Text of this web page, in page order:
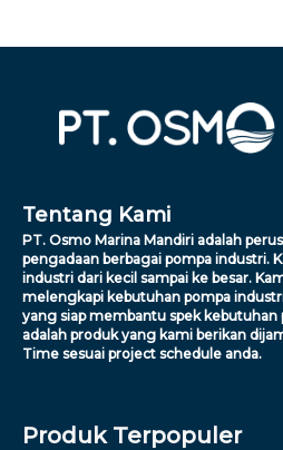
Tentang Kami
PT. Osmo Marina Mandiri adalah
pengadaan berbagai pompa industri.
industri dari kecil sampai ke besar.
melengkapi kebutuhan pompa
yang siap membantu spek kebutuhan
adalah produk yang kami berikan
Time sesuai project schedule anda.
Produk Terpopuler